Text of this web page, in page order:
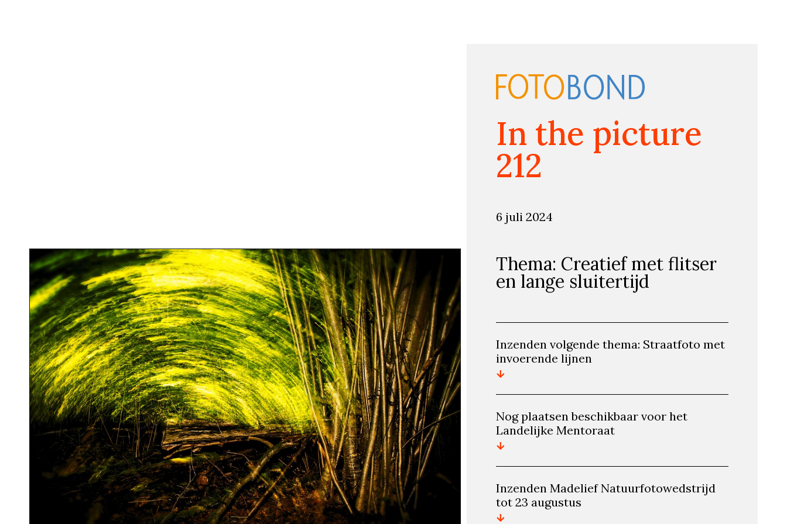
In the picture
212
6 juli 2024
Thema: Creatief met flitser
en lange sluitertijd
Inzenden volgende thema: Straatfoto met
invoerende lijnen
Nog plaatsen beschikbaar voor het
Landelijke Mentoraat
Inzenden Madelief Natuurfotowedstrijd
tot 23 augustus